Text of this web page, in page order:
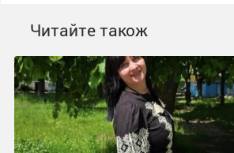
Читайте також